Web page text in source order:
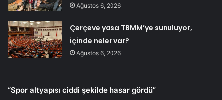
Ağustos 6, 2026
Çerçeve yasa TBMM’ye sunuluyor,
içinde neler var?
Ağustos 6, 2026
“Spor altyapısı ciddi şekilde hasar gördü”